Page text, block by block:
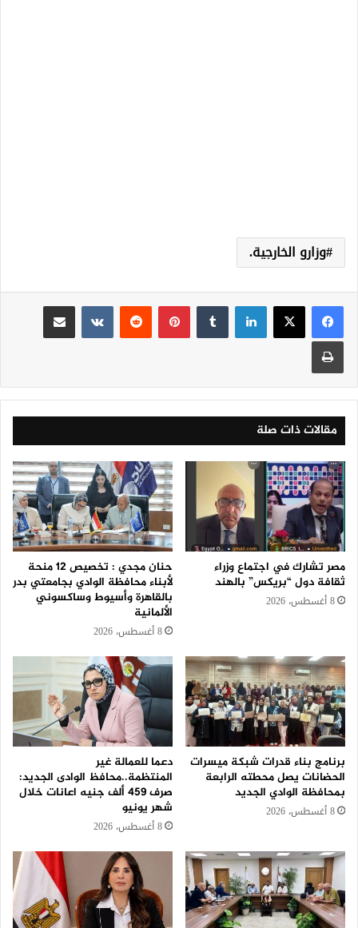
وزارو الخارجية.
لينكدإن بينتيريست
مقالات ذات صلة
مصر تشارك في اجتماع وزراء
ثقافة دول “بريكس” بالهند
8 أغسطس، 2026
حنان مجدي : تخصيص 12 منحة
لأبناء محافظة الوادي بجامعتي بدر
بالقاهرة وأسيوط وساكسوني
الألمانية
8 أغسطس، 2026
برنامج بناء قدرات شبكة ميسرات
الحضانات يصل محطته الرابعة
بمحافظة الوادي الجديد
8 أغسطس، 2026
دعما للعمالة غير
المنتظمة..محافظ الوادى الجديد:
صرف 459 ألف جنيه اعانات خلال
شهر يونيو
8 أغسطس، 2026